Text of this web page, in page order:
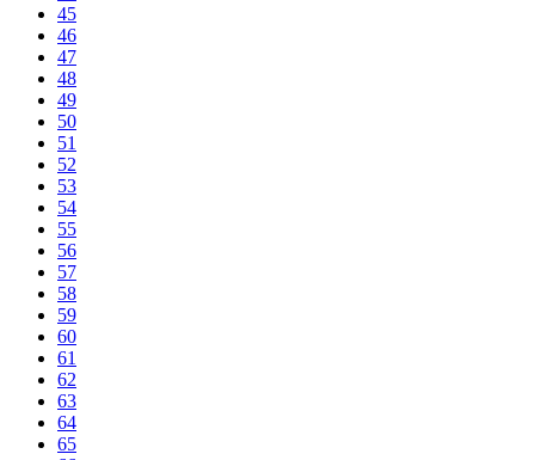
45
46
47
48
49
50
51
52
53
54
55
56
57
58
59
60
61
62
63
64
65